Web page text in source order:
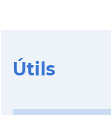
Útils